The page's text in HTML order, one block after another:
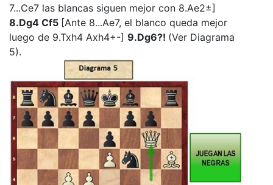
7...Ce7 las blancas siguen mejor con 8.Ae2±]
8.Dg4 Cf5 [Ante 8...Ae7, el blanco queda mejor
luego de 9.Txh4 Axh4+-] 9.Dg6?! (Ver Diagrama
5).